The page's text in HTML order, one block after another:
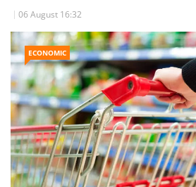
06 August 16:32
ECONOMIC